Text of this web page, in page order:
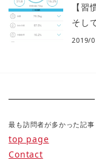
【
そし
2019/
最も訪問者が多かった記
top page
Contact